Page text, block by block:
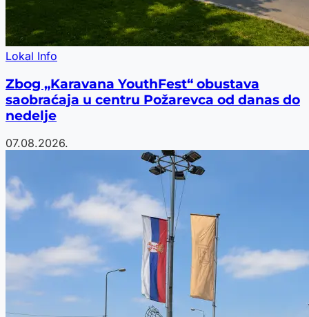
Lokal Info
Zbog „Karavana YouthFest“ obustava
saobraćaja u centru Požarevca od danas do
nedelje
07.08.2026.